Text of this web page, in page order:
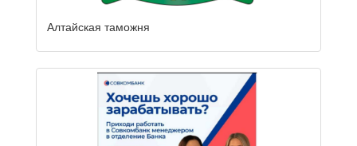
Алтайская таможня